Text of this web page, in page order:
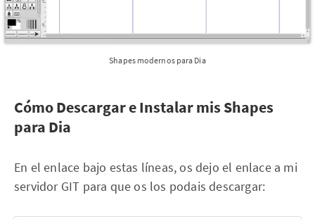
Shapes modernos para Dia
Cómo Descargar e Instalar mis Shapes
para Dia
En el enlace bajo estas líneas, os dejo el enlace a mi
servidor GIT para que os los podais descargar: